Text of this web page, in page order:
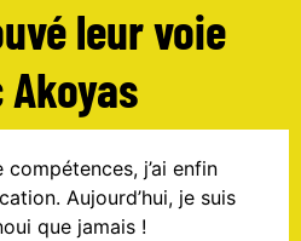
leur voie
Akoyas
j’ai enfin
Aujourd’hui, je suis
que jamais !